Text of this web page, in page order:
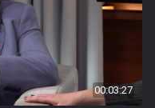
00:03:27